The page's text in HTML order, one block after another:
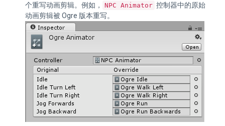
个重写动画剪辑。例如，
NPC Animator 控制器中的原始
动画剪辑被 Ogre 版本重写。